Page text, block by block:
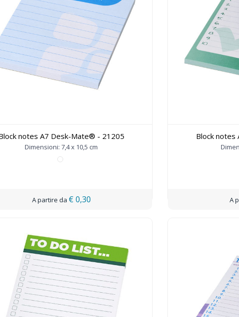
notes A7 Desk-Mate® - 21205
Dimensioni: 7,4 x 10,5 cm
€ 0,30
Block